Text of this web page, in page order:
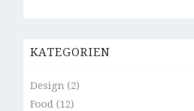
KATEGORIEN
Design(2)
Food(12)